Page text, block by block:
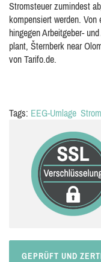
Stromsteuer zumindest
kompensiert werden. Von
hingegen Arbeitgeber-
plant, Šternberk near
von Tarifo.de.
Tags: EEG-Umlage
GEPRÜFT UND